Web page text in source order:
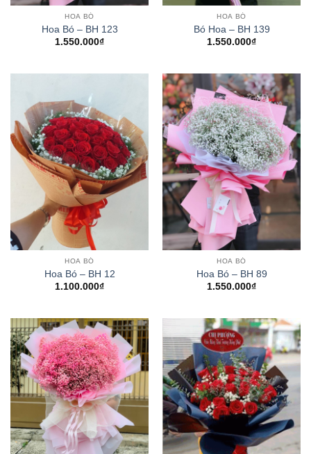
HOA BÓ
Hoa Bó – BH 123
1.550.000₫
HOA BÓ
Bó Hoa – BH 139
1.550.000₫
HOA BÓ
Hoa Bó – BH 12
1.100.000₫
HOA BÓ
Hoa Bó – BH 89
1.550.000₫